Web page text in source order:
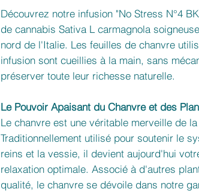
Découvrez notre infusion "No Stress N°4
de cannabis Sativa L carmagnola
nord de l'Italie. Les feuilles de chanvre
infusion sont cueillies à la main, sans
préserver toute leur richesse naturelle.
Le Pouvoir Apaisant du Chanvre et des
Le chanvre est une véritable merveille de la
Traditionnellement utilisé pour soutenir le
reins et la vessie, il devient aujourd'hui
relaxation optimale. Associé à d'autres
qualité, le chanvre se dévoile dans notre